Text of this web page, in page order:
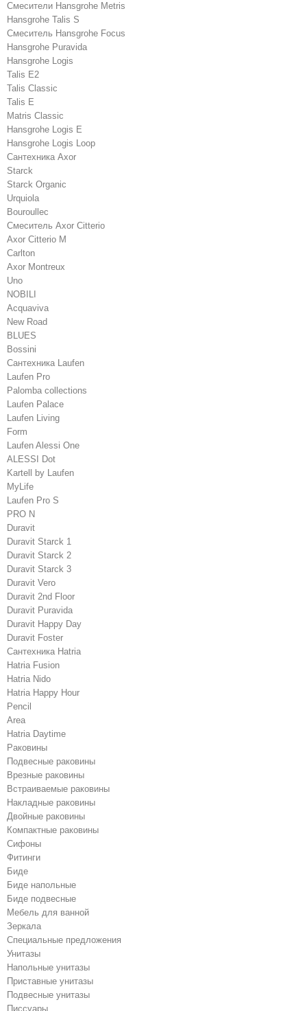
Cмесители Hansgrohe Metris
Hansgrohe Talis S
Смеситель Hansgrohe Focus
Hansgrohe Puravida
Hansgrohe Logis
Talis E2
Talis Classic
Talis E
Matris Classic
Hansgrohe Logis E
Hansgrohe Logis Loop
Сантехника Axor
Starck
Starck Organic
Urquiola
Bouroullec
Смеситель Axor Citterio
Axor Citterio M
Carlton
Axor Montreux
Uno
NOBILI
Acquaviva
New Road
BLUES
Bossini
Сантехника Laufen
Laufen Pro
Palomba collections
Laufen Palace
Laufen Living
Form
Laufen Alessi One
ALESSI Dot
Kartell by Laufen
MyLife
Laufen Pro S
PRO N
Duravit
Duravit Starck 1
Duravit Starck 2
Duravit Starck 3
Duravit Vero
Duravit 2nd Floor
Duravit Puravida
Duravit Happy Day
Duravit Foster
Сантехника Hatria
Hatria Fusion
Hatria Nido
Hatria Happy Hour
Pencil
Area
Hatria Daytime
Раковины
Подвесные раковины
Врезные раковины
Встраиваемые раковины
Накладные раковины
Двойные раковины
Компактные раковины
Сифоны
Фитинги
Биде
Биде напольные
Биде подвесные
Мебель для ванной
Зеркала
Специальные предложения
Унитазы
Напольные унитазы
Приставные унитазы
Подвесные унитазы
Писсуары